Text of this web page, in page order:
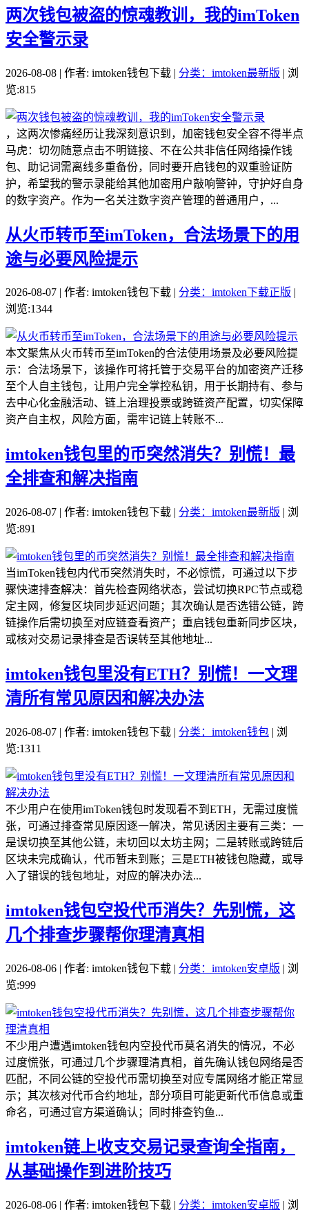
两次钱包被盗的惊魂教训，我的imToken
安全警示录
2026-08-08 | 作者: imtoken钱包下载 | 分类：imtoken最新版 | 浏
览:815
，这两次惨痛经历让我深刻意识到，加密钱包安全容不得半点
马虎：切勿随意点击不明链接、不在公共非信任网络操作钱
包、助记词需离线多重备份，同时要开启钱包的双重验证防
护，希望我的警示录能给其他加密用户敲响警钟，守护好自身
的数字资产。作为一名关注数字资产管理的普通用户，...
从火币转币至imToken，合法场景下的用
途与必要风险提示
2026-08-07 | 作者: imtoken钱包下载 | 分类：imtoken下载正版 |
浏览:1344
本文聚焦从火币转币至imToken的合法使用场景及必要风险提
示：合法场景下，该操作可将托管于交易平台的加密资产迁移
至个人自主钱包，让用户完全掌控私钥，用于长期持有、参与
去中心化金融活动、链上治理投票或跨链资产配置，切实保障
资产自主权，风险方面，需牢记链上转账不...
imtoken钱包里的币突然消失？别慌！最
全排查和解决指南
2026-08-07 | 作者: imtoken钱包下载 | 分类：imtoken最新版 | 浏
览:891
当imToken钱包内代币突然消失时，不必惊慌，可通过以下步
骤快速排查解决：首先检查网络状态，尝试切换RPC节点或稳
定主网，修复区块同步延迟问题；其次确认是否选错公链，跨
链操作后需切换至对应链查看资产；重启钱包重新同步区块，
或核对交易记录排查是否误转至其他地址...
imtoken钱包里没有ETH？别慌！一文理
清所有常见原因和解决办法
2026-08-07 | 作者: imtoken钱包下载 | 分类：imtoken钱包 | 浏
览:1311
不少用户在使用imToken钱包时发现看不到ETH，无需过度慌
张，可通过排查常见原因逐一解决，常见诱因主要有三类：一
是误切换至其他公链，未切回以太坊主网；二是转账或跨链后
区块未完成确认，代币暂未到账；三是ETH被钱包隐藏，或导
入了错误的钱包地址，对应的解决办法...
imtoken钱包空投代币消失？先别慌，这
几个排查步骤帮你理清真相
2026-08-06 | 作者: imtoken钱包下载 | 分类：imtoken安卓版 | 浏
览:999
不少用户遭遇imtoken钱包内空投代币莫名消失的情况，不必
过度慌张，可通过几个步骤理清真相，首先确认钱包网络是否
匹配，不同公链的空投代币需切换至对应专属网络才能正常显
示；其次核对代币合约地址，部分项目可能更新代币信息或重
命名，可通过官方渠道确认；同时排查钓鱼...
imtoken链上收支交易记录查询全指南，
从基础操作到进阶技巧
2026-08-06 | 作者: imtoken钱包下载 | 分类：imtoken安卓版 | 浏